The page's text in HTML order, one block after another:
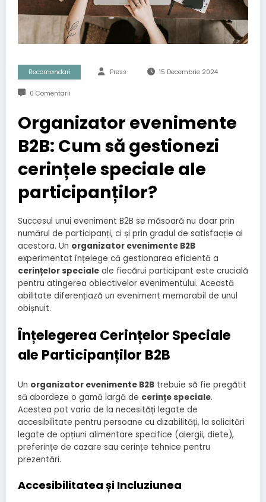
Recomandari Press 15 Decembrie 2024
0 Comentarii
Organizator evenimente
B2B: Cum să gestionezi
cerințele speciale ale
participanților?
Succesul unui eveniment B2B se măsoară nu doar prin
numărul de participanți, ci și prin gradul de satisfacție al
acestora. Un organizator evenimente B2B
experimentat înțelege că gestionarea eficientă a
cerințelor speciale ale fiecărui participant este crucială
pentru atingerea obiectivelor evenimentului. Această
abilitate diferențiază un eveniment memorabil de unul
obișnuit.
Înțelegerea Cerințelor Speciale
ale Participanților B2B
Un organizator evenimente B2B trebuie să fie pregătit
să abordeze o gamă largă de cerințe speciale.
Acestea pot varia de la necesități legate de
accesibilitate pentru persoane cu dizabilități, la solicitări
legate de opțiuni alimentare specifice (alergii, diete),
preferințe de cazare sau cerințe tehnice pentru
prezentări.
Accesibilitatea și Incluziunea